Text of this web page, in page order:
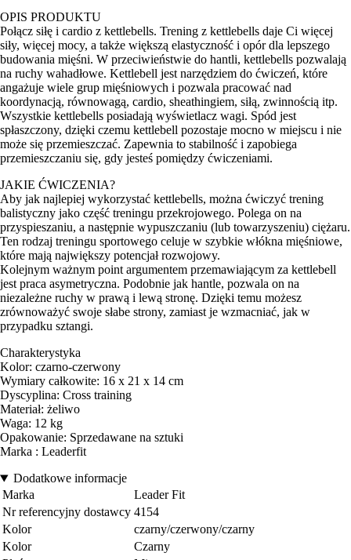
OPIS PRODUKTU
Połącz siłę i cardio z kettlebells. Trening z kettlebells daje Ci więcej
siły, więcej mocy, a także większą elastyczność i opór dla lepszego
budowania mięśni. W przeciwieństwie do hantli, kettlebells pozwalają
na ruchy wahadłowe. Kettlebell jest narzędziem do ćwiczeń, które
angażuje wiele grup mięśniowych i pozwala pracować nad
koordynacją, równowagą, cardio, sheathingiem, siłą, zwinnością itp.
Wszystkie kettlebells posiadają wyświetlacz wagi. Spód jest
spłaszczony, dzięki czemu kettlebell pozostaje mocno w miejscu i nie
może się przemieszczać. Zapewnia to stabilność i zapobiega
przemieszczaniu się, gdy jesteś pomiędzy ćwiczeniami.
JAKIE ĆWICZENIA?
Aby jak najlepiej wykorzystać kettlebells, można ćwiczyć trening
balistyczny jako część treningu przekrojowego. Polega on na
przyspieszaniu, a następnie wypuszczaniu (lub towarzyszeniu) ciężaru.
Ten rodzaj treningu sportowego celuje w szybkie włókna mięśniowe,
które mają największy potencjał rozwojowy.
Kolejnym ważnym point argumentem przemawiającym za kettlebell
jest praca asymetryczna. Podobnie jak hantle, pozwala on na
niezależne ruchy w prawą i lewą stronę. Dzięki temu możesz
zrównoważyć swoje słabe strony, zamiast je wzmacniać, jak w
przypadku sztangi.
Charakterystyka
Kolor: czarno-czerwony
Wymiary całkowite: 16 x 21 x 14 cm
Dyscyplina: Cross training
Materiał: żeliwo
Waga: 12 kg
Opakowanie: Sprzedawane na sztuki
Marka : Leaderfit
Dodatkowe informacje
Marka
Leader Fit
Nr referencyjny dostawcy 4154
Kolor
czarny/czerwony/czarny
Kolor
Czarny